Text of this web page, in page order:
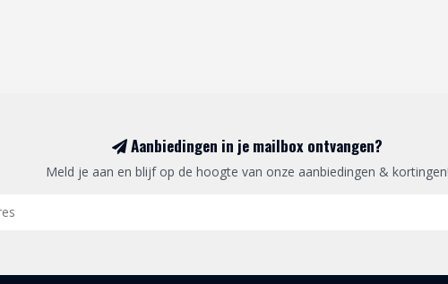
Aanbiedingen in je mailbox ontvangen?
Meld je aan en blijf op de hoogte van onze aanbiedingen & kortingen!